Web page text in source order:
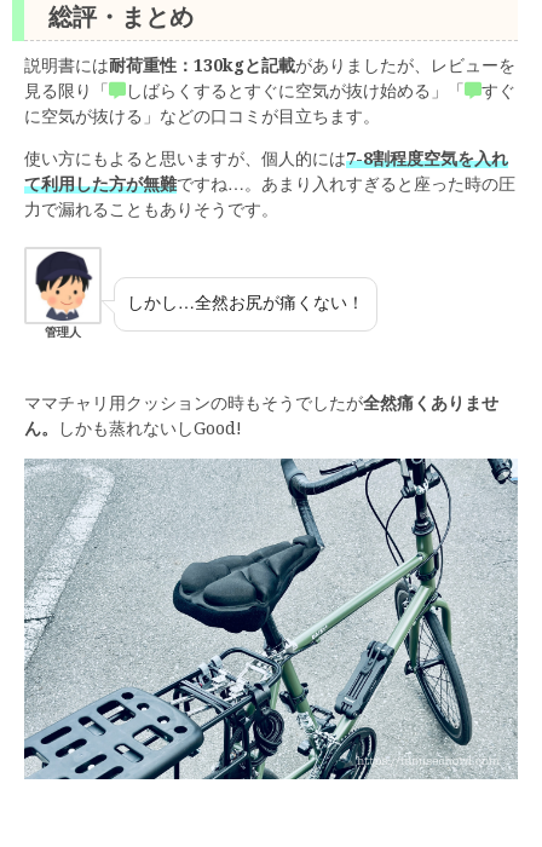
総評・まとめ
説明書には耐荷重性：130kgと記載がありましたが、レビューを
見る限り「
しばらくするとすぐに空気が抜け始める」「
すぐ
に空気が抜ける」などの口コミが目立ちます。
使い方にもよると思いますが、個人的には7-8割程度空気を入れ
て利用した方が無難ですね…。あまり入れすぎると座った時の圧
力で漏れることもありそうです。
管理人
しかし…全然お尻が痛くない！
ママチャリ用クッションの時もそうでしたが全然痛くありませ
ん。
しかも蒸れないしGood!